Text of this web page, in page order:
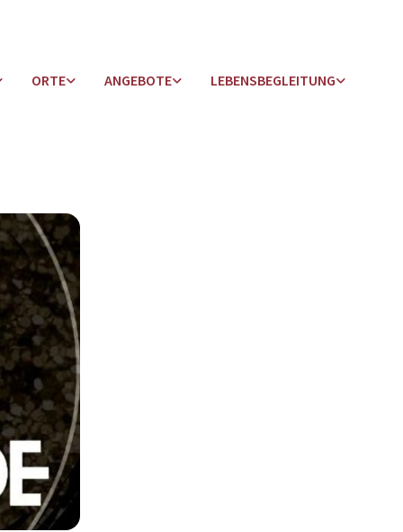
ORTE ANGEBOTE LEBENSBEGLEITUNG